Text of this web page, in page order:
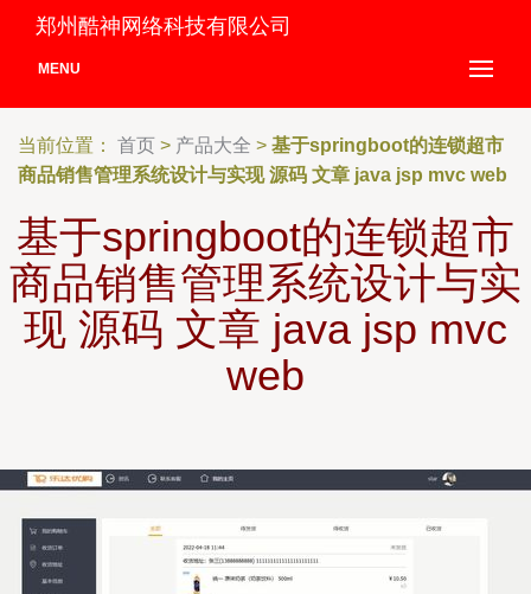
郑州酷神网络科技有限公司
MENU
当前位置： 首页 > 产品大全 > 基于springboot的连锁超市
商品销售管理系统设计与实现 源码 文章 java jsp mvc web
基于springboot的连锁超市
商品销售管理系统设计与实
现 源码 文章 java jsp mvc
web